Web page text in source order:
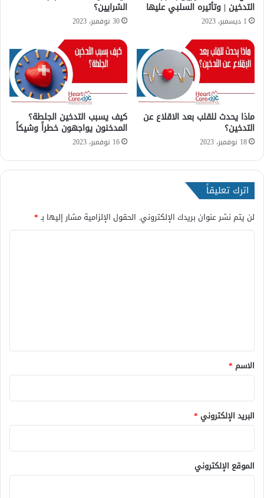
ل
ح
ا
ظ
ع
ل
ى
ح
ة
ا
ق
ن
س
ء
و
ه
ل
ا
ح
ز
ن
س
ب
ا
ل
ذ
ة
؟
التدخين | وتأثيره السلبي عليها
1 ديسمبر، 2023
الشرايين؟
30 نوفمبر، 2023
ماذا يحدث للقلب بعد الاقلاع عن
التدخين؟
18 نوفمبر، 2023
كيف يسبب التدخين الجلطة؟
المدخنون يواجهون خطراً وشيكاً
16 نوفمبر، 2023
اترك تعليقاً
لن يتم نشر عنوان بريدك الإلكتروني. الحقول الإلزامية مشار إليها بـ*
*
الاسم *
البريد الإلكتروني *
الموقع الإلكتروني